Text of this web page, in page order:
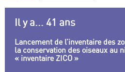
Il y a... 41 ans
Lancement de l’inventaire des
la conservation des oiseaux au
« inventaire ZICO »